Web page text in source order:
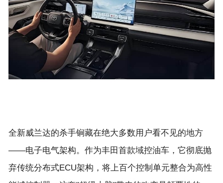
全新威兰达的杀手锏藏在绝大多数用户看不见的地方
——电子电气架构。作为丰田首款域控油车，它彻底抛
弃传统分布式ECU架构，将上百个控制单元整合为高性